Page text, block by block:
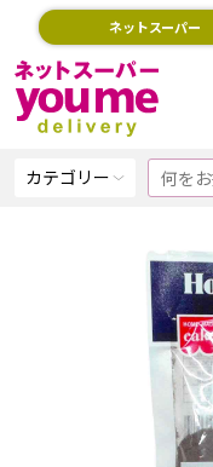
ネットスーパー
カテゴリー